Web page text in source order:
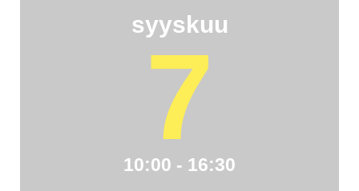
syyskuu
7
10:00 - 16:30